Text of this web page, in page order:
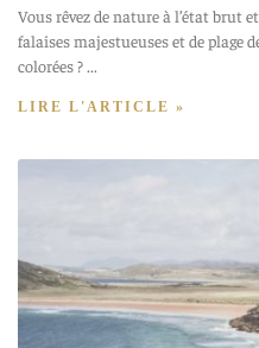
Vous rêvez de nature à l’état brut
falaises majestueuses et de plage
colorées ?
LIRE L'ARTICLE »